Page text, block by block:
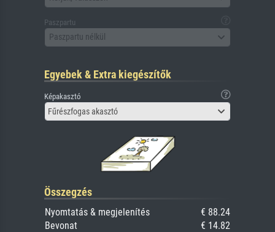
Paszpartu
Paszpartu nélkül
Egyebek & Extra kiegészítők
Képakasztó
Fűrészfogas akasztó
Összegzés
Nyomtatás & megjelenítés
€ 88.24
Bevonat
€ 14.82